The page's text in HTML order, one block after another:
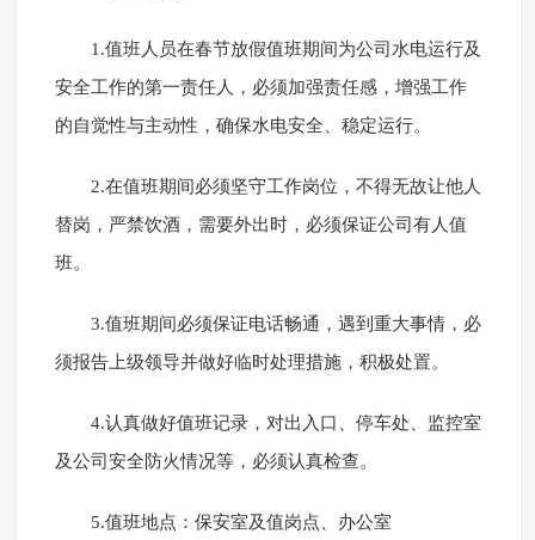
1.值班人员在春节放假值班期间为公司水电运行及
安全工作的第一责任人，必须加强责任感，增强工作
的自觉性与主动性，确保水电安全、稳定运行。
2.在值班期间必须坚守工作岗位，不得无故让他人
替岗，严禁饮酒，需要外出时，必须保证公司有人值
班。
3.值班期间必须保证电话畅通，遇到重大事情，必
须报告上级领导并做好临时处理措施，积极处置。
4.认真做好值班记录，对出入口、停车处、监控室
及公司安全防火情况等，必须认真检查。
5.值班地点：保安室及值岗点、办公室